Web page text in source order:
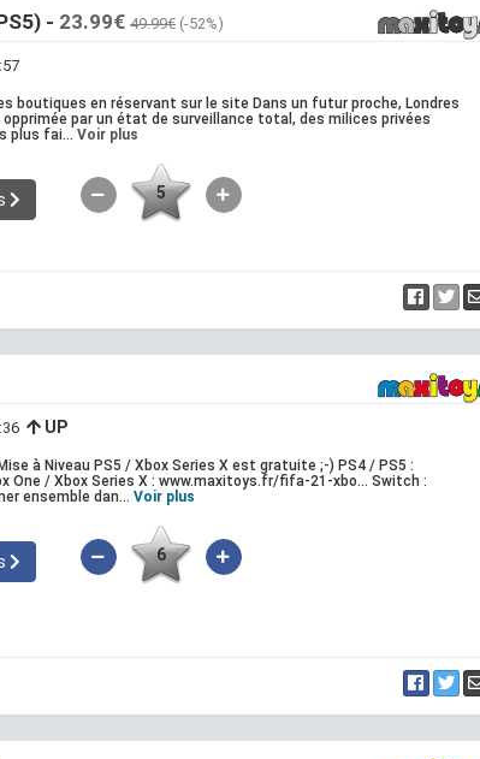
- 23.99€ 49.99€ (-52%)
boutiques en réservant sur le site Dans un futur proche, Londres
par un état de surveillance total, des milices privées
plus fai...Voir plus
5
UP
à Niveau PS5 / Xbox Series X est gratuite ;-) PS4 / PS5 :
One / Xbox Series X : www.maxitoys.fr/fifa-21-xbo... Switch :
ensemble dan...Voir plus
6